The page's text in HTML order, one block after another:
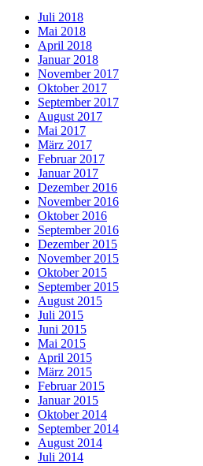
Juli 2018
Mai 2018
April 2018
Januar 2018
November 2017
Oktober 2017
September 2017
August 2017
Mai 2017
März 2017
Februar 2017
Januar 2017
Dezember 2016
November 2016
Oktober 2016
September 2016
Dezember 2015
November 2015
Oktober 2015
September 2015
August 2015
Juli 2015
Juni 2015
Mai 2015
April 2015
März 2015
Februar 2015
Januar 2015
Oktober 2014
September 2014
August 2014
Juli 2014